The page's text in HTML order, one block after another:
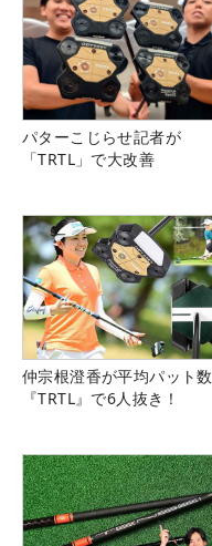
パターこじらせ記者が
「TRTL」で大改善
仲宗根澄香が平均パット数
『TRTL』で6人抜き！